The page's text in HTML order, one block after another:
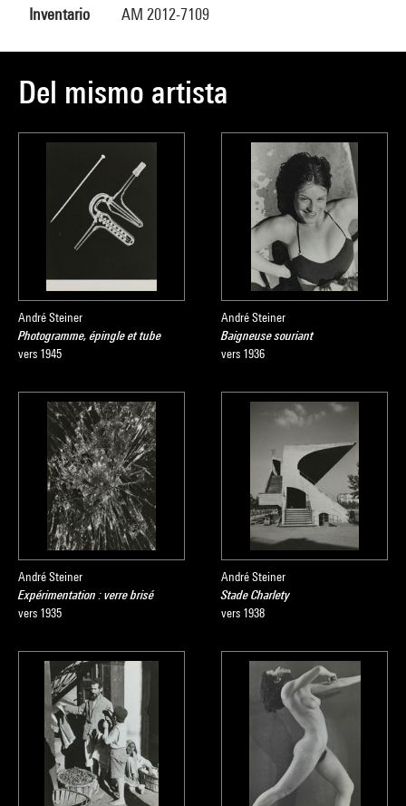
Inventario AM 2012-7109
Del mismo artista
André Steiner
Photogramme, épingle et tube
vers 1945
André Steiner
Baigneuse souriant
vers 1936
André Steiner
Expérimentation : verre brisé
vers 1935
André Steiner
Stade Charlety
vers 1938